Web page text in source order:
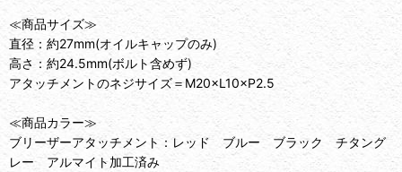
≪商品サイズ≫
直径：約27mm(オイルキャップのみ)
高さ：約24.5mm(ボルト含めず)
アタッチメントのネジサイズ＝M20×L10×P2.5
≪商品カラー≫
ブリーザーアタッチメント：レッド ブルー ブラック チタング
レー アルマイト加工済み